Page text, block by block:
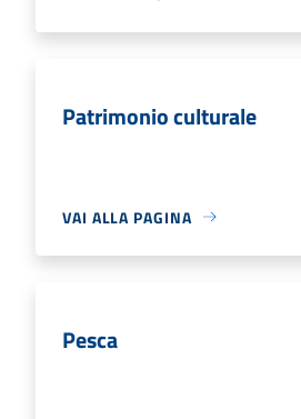
Patrimonio culturale
VAI ALLA PAGINA
Pesca